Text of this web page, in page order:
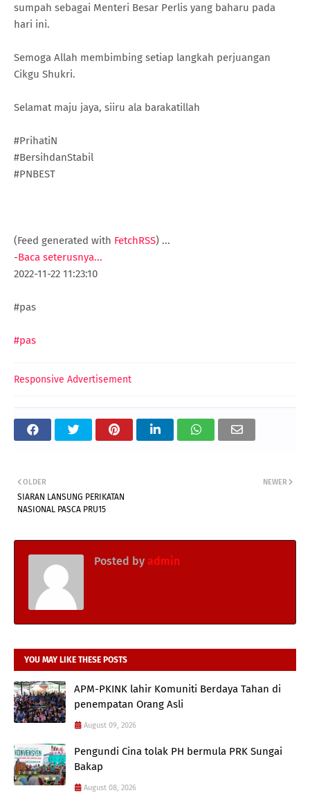
sumpah sebagai Menteri Besar Perlis yang baharu pada
hari ini.
Semoga Allah membimbing setiap langkah perjuangan
Cikgu Shukri.
Selamat maju jaya, siiru ala barakatillah
#PrihatiN
#BersihdanStabil
#PNBEST
(Feed generated with FetchRSS) ...
-Baca seterusnya...
2022-11-22 11:23:10
#pas
#pas
Responsive Advertisement
NEWER
OLDER
SIARAN LANSUNG PERIKATAN
NASIONAL PASCA PRU15
Posted by admin
YOU MAY LIKE THESE POSTS
APM-PKINK lahir Komuniti Berdaya Tahan di
penempatan Orang Asli
August 09, 2026
Pengundi Cina tolak PH bermula PRK Sungai
Bakap
August 08, 2026